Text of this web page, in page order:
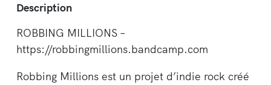
Description
ROBBING MILLIONS –
https://robbingmillions.bandcamp.com
Robbing Millions est un projet d’indie rock créé